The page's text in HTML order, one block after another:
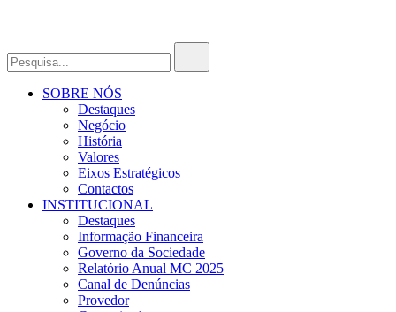
SOBRE NÓS
Destaques
Negócio
História
Valores
Eixos Estratégicos
Contactos
INSTITUCIONAL
Destaques
Informação Financeira
Governo da Sociedade
Relatório Anual MC 2025
Canal de Denúncias
Provedor